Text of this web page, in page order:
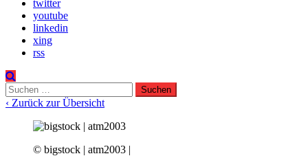
twitter
youtube
linkedin
xing
rss
Suchen
nach:
‹ Zurück zur Übersicht
© bigstock | atm2003 |